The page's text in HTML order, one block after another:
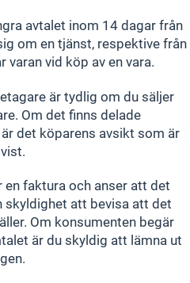
avtalet inom 14 dagar från
om en tjänst, respektive från
varan vid köp av en vara.
är tydlig om du säljer
Om det finns delade
det köparens avsikt som är
faktura och anser att det
skyldighet att bevisa att det
Om konsumenten begär
är du skyldig att lämna ut